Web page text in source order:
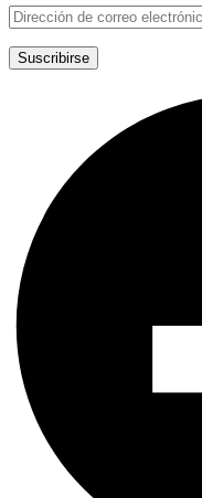
Dirección
de
correo
electrónico
Suscribirse